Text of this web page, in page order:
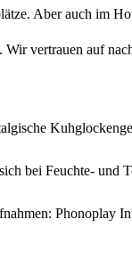
Aber auch im
vertrauen auf
bei Feuchte-
Phonoplay